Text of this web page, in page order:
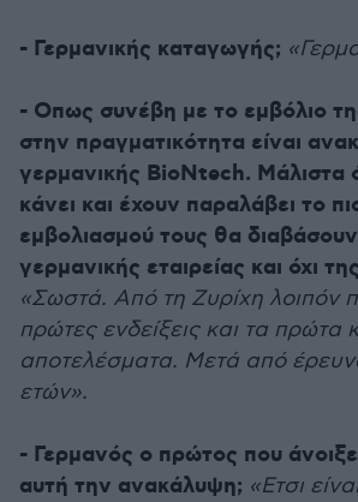
- Γερμανικής καταγωγής;
- Οπως συνέβη με το εμβόλιο
στην πραγματικότητα είναι
γερμανικής BioNtech. Mάλιστα
κάνει και έχουν παραλάβει το
εμβολιασμού τους θα
γερμανικής εταιρείας και όχι
«Σωστά. Από τη Ζυρίχη λοιπόν
πρώτες ενδείξεις και τα πρώτα
αποτελέσματα. Μετά από
ετών».
- Γερμανός ο πρώτος που
αυτή την ανακάλυψη; «Ετσι